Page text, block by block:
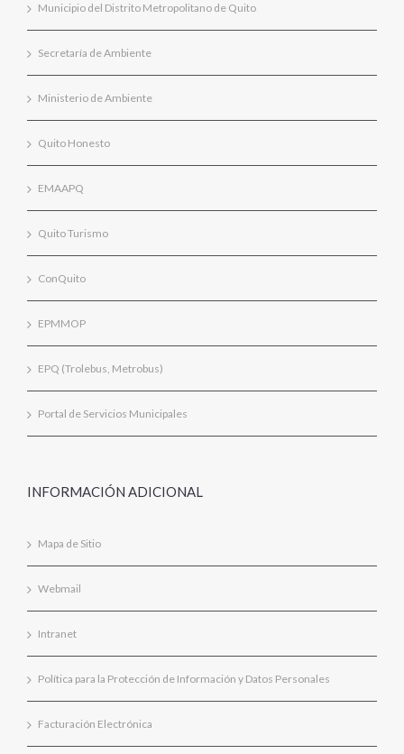
Municipio del Distrito Metropolitano de Quito
Secretaría de Ambiente
Ministerio de Ambiente
Quito Honesto
EMAAPQ
Quito Turismo
ConQuito
EPMMOP
EPQ (Trolebus, Metrobus)
Portal de Servicios Municipales
INFORMACIÓN ADICIONAL
Mapa de Sitio
Webmail
Intranet
Política para la Protección de Información y Datos Personales
Facturación Electrónica